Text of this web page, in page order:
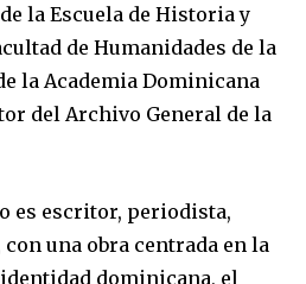
la Escuela de Historia y
de Humanidades de la
la Academia Dominicana
del Archivo General de la
es escritor, periodista,
una obra centrada en la
dominicana, el